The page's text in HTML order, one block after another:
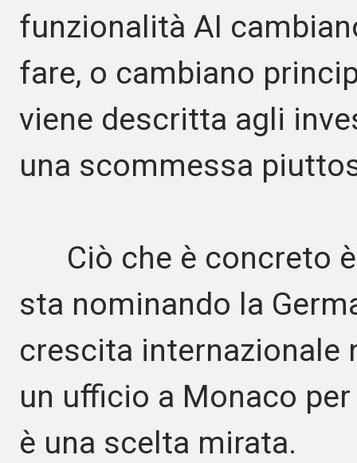
funzionalità AI
fare, o cambiano
viene descritta agli
una scommessa
Ciò che è concreto è
sta nominando la
crescita internazionale
un ufficio a Monaco
è una scelta mirata.